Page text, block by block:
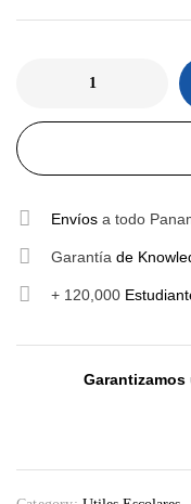
Envíos a todo
Garantía de
+ 120,000